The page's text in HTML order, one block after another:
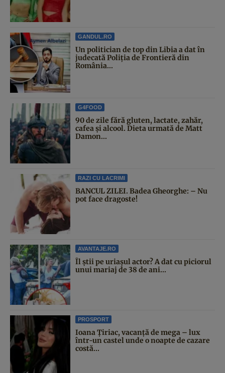
GANDUL.RO
Un politician de top din Libia a dat în
judecată Poliția de Frontieră din
România...
G4FOOD
90 de zile fără gluten, lactate, zahăr,
cafea și alcool. Dieta urmată de Matt
Damon...
RAZI CU LACRIMI
BANCUL ZILEI. Badea Gheorghe: – Nu
pot face dragoste!
AVANTAJE.RO
Îl știi pe uriașul actor? A dat cu piciorul
unui mariaj de 38 de ani...
PROSPORT
Ioana Țiriac, vacanță de mega – lux
într-un castel unde o noapte de cazare
costă...